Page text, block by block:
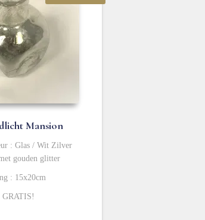
Mansion
: Glas / Wit Zilver
gouden glitter
: 15x20cm
GRATIS!